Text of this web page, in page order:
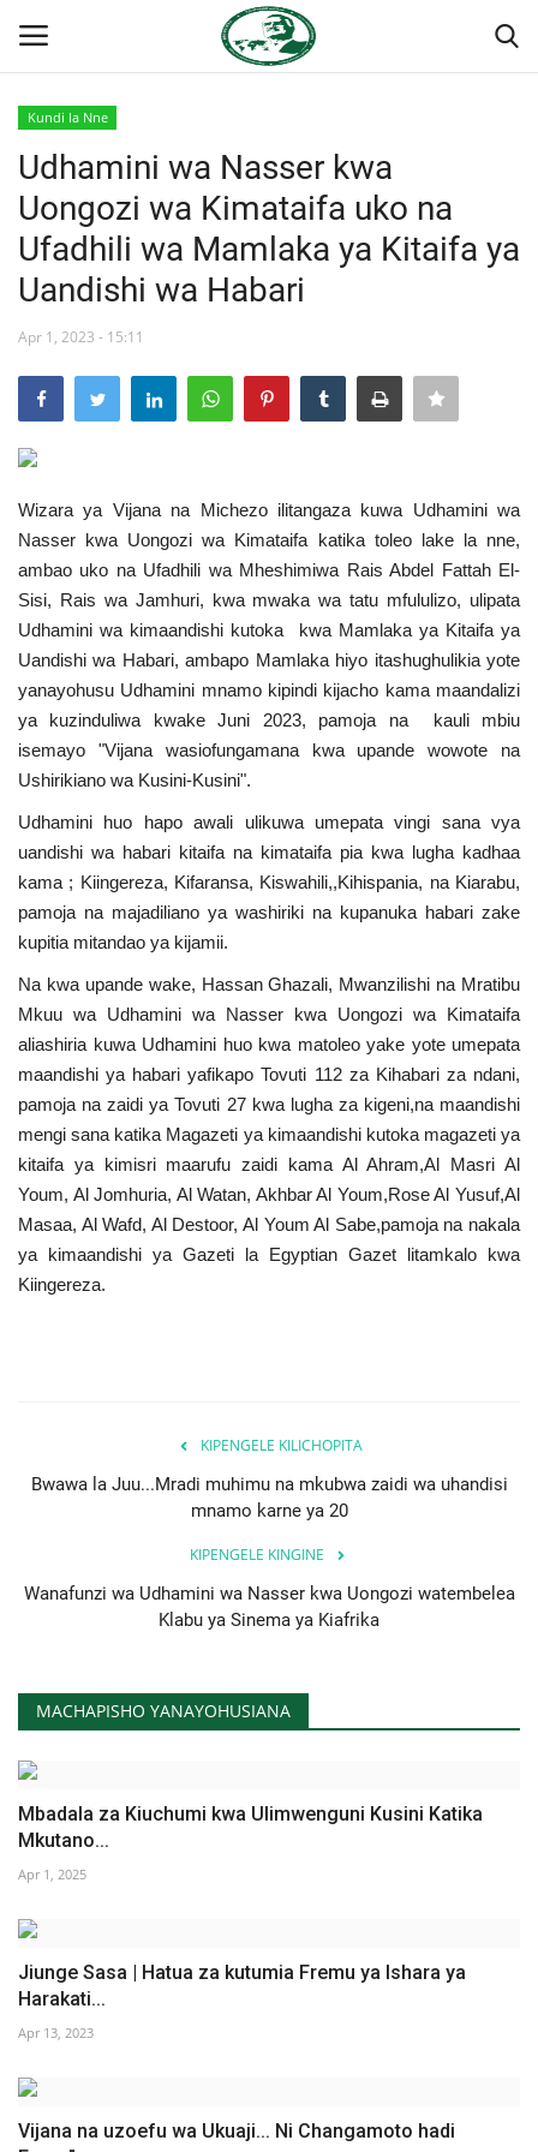
Nyumba
Wasiliana
Onyesho la Majaribio
Jukwaa la Nasser la Kimataifa
Misri
Timu yetu
Urithi wa Nasser
Habari
Harakati ya Nasser kwa Vijana
Udhamini wa Nasser
Kanuni na Masharti ya Udhamini wa
Nasser
Nyaraka na Marejeleo
Waanzilishi
Raia wa ulimwengu mzima
Nyaraka
Nafasi
Washiriki
Video
español
Kundi la Nne
Udhamini wa Nasser kwa
Uongozi wa Kimataifa uko na
Ufadhili wa Mamlaka ya Kitaifa ya
Uandishi wa Habari
Apr 1, 2023 - 15:11
Wizara ya Vijana na Michezo ilitangaza kuwa Udhamini wa
Nasser kwa Uongozi wa Kimataifa katika toleo lake la nne,
ambao uko na Ufadhili wa Mheshimiwa Rais Abdel Fattah El-
Sisi, Rais wa Jamhuri, kwa mwaka wa tatu mfululizo, ulipata
Udhamini wa kimaandishi kutoka kwa Mamlaka ya Kitaifa ya
Uandishi wa Habari, ambapo Mamlaka hiyo itashughulikia yote
yanayohusu Udhamini mnamo kipindi kijacho kama maandalizi
ya kuzinduliwa kwake Juni 2023, pamoja na kauli mbiu
isemayo "Vijana wasiofungamana kwa upande wowote na
Ushirikiano wa Kusini-Kusini".
Udhamini huo hapo awali ulikuwa umepata vingi sana vya
uandishi wa habari kitaifa na kimataifa pia kwa lugha kadhaa
kama ; Kiingereza, Kifaransa, Kiswahili,,Kihispania, na Kiarabu,
pamoja na majadiliano ya washiriki na kupanuka habari zake
kupitia mitandao ya kijamii.
Na kwa upande wake, Hassan Ghazali, Mwanzilishi na Mratibu
Mkuu wa Udhamini wa Nasser kwa Uongozi wa Kimataifa
aliashiria kuwa Udhamini huo kwa matoleo yake yote umepata
maandishi ya habari yafikapo Tovuti 112 za Kihabari za ndani,
pamoja na zaidi ya Tovuti 27 kwa lugha za kigeni,na maandishi
mengi sana katika Magazeti ya kimaandishi kutoka magazeti ya
kitaifa ya kimisri maarufu zaidi kama Al Ahram,Al Masri Al
Youm, Al Jomhuria, Al Watan, Akhbar Al Youm,Rose Al Yusuf,Al
Masaa, Al Wafd, Al Destoor, Al Youm Al Sabe,pamoja na nakala
ya kimaandishi ya Gazeti la Egyptian Gazet litamkalo kwa
Kiingereza.
KIPENGELE KILICHOPITA
Bwawa la Juu...Mradi muhimu na mkubwa zaidi wa uhandisi
mnamo karne ya 20
KIPENGELE KINGINE
Wanafunzi wa Udhamini wa Nasser kwa Uongozi watembelea
Klabu ya Sinema ya Kiafrika
MACHAPISHO YANAYOHUSIANA
Mbadala za Kiuchumi kwa Ulimwenguni Kusini Katika
Mkutano...
Apr 1, 2025
Jiunge Sasa | Hatua za kutumia Fremu ya Ishara ya
Harakati...
Apr 13, 2023
Vijana na uzoefu wa Ukuaji... Ni Changamoto hadi